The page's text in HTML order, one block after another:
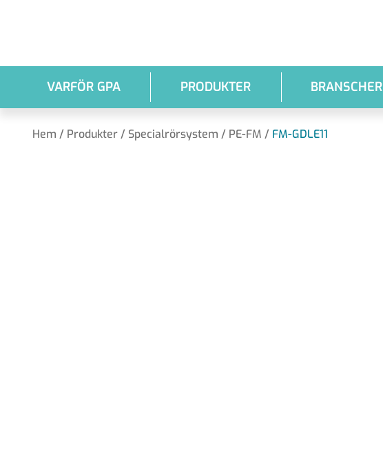
VARFÖR GPA PRODUKTER BRANSCHER
Hem / Produkter / Specialrörsystem / PE-FM / FM-GDLE11